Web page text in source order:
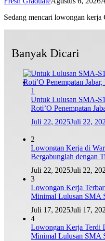
Sedang mencari lowongan
Banyak Dicari
1
Untuk Lulusan SMA-
Roti’O Penempatan
Juli 22, 2025Juli 22,
2
Lowongan Kerja di
Bergabunglah dengan
Juli 22, 2025Juli 22,
3
Lowongan Kerja
Minimal Lulusan SMA
Juli 17, 2025Juli 17,
4
Lowongan Kerja Terdi
Minimal Lulusan SMA